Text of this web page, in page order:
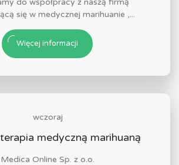
do współpracy z naszą firmą
się w medycznej marihuanie ,...
Więcej informacji
wczoraj
medyczną marihuaną
Medica Online Sp. z o.o.